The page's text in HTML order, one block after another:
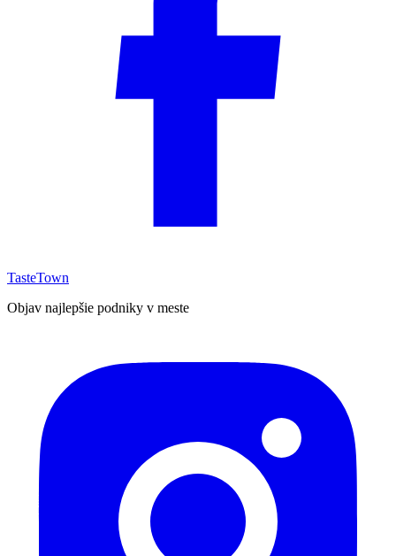
TasteTown
Objav najlepšie podniky v meste